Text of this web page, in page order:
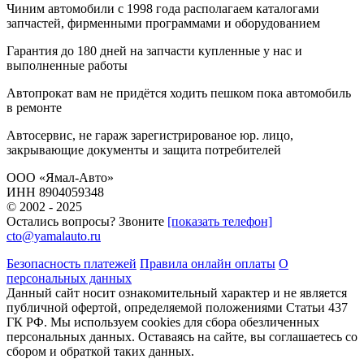
Чиним автомобили с 1998 года располагаем каталогами
запчастей, фирменными программами и оборудованием
Гарантия до 180 дней на запчасти купленные у нас и
выполненные работы
Автопрокат вам не придётся ходить пешком пока автомобиль
в ремонте
Автосервис, не гараж зарегистрированое юр. лицо,
закрывающие документы и защита потребителей
ООО «Ямал-Авто»
ИНН 8904059348
© 2002 - 2025
Остались вопросы? Звоните [показать телефон]
cto@yamalauto.ru
Безопасность платежей Правила онлайн оплаты О
персональных данных
Данный сайт носит ознакомительный характер и не является
публичной офертой, определяемой положениями Статьи 437
ГК РФ. Мы используем cookies для сбора обезличенных
персональных данных. Оставаясь на сайте, вы соглашаетесь со
сбором и обраткой таких данных.